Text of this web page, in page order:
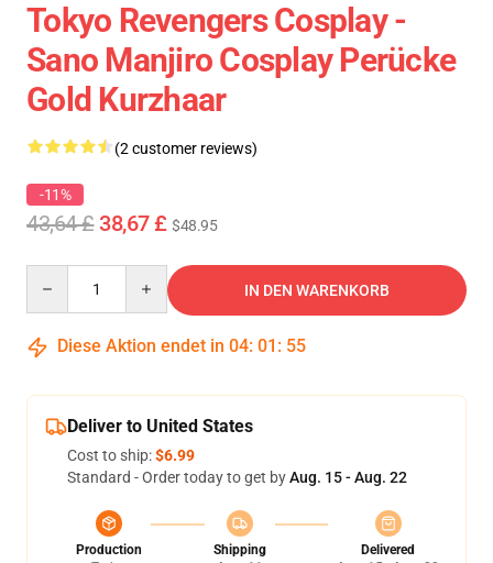
Tokyo Revengers Cosplay -
Sano Manjiro Cosplay Perücke
Gold Kurzhaar
(2 customer reviews)
-11%
43,64 £38,67 £ $48.95
IN DEN WARENKORB
Diese Aktion endet in 04: 01 : 54
Deliver to United States
Cost to ship:$6.99
Standard - Order today to get byAug. 15 - Aug. 22
Production
Shipping
Delivered